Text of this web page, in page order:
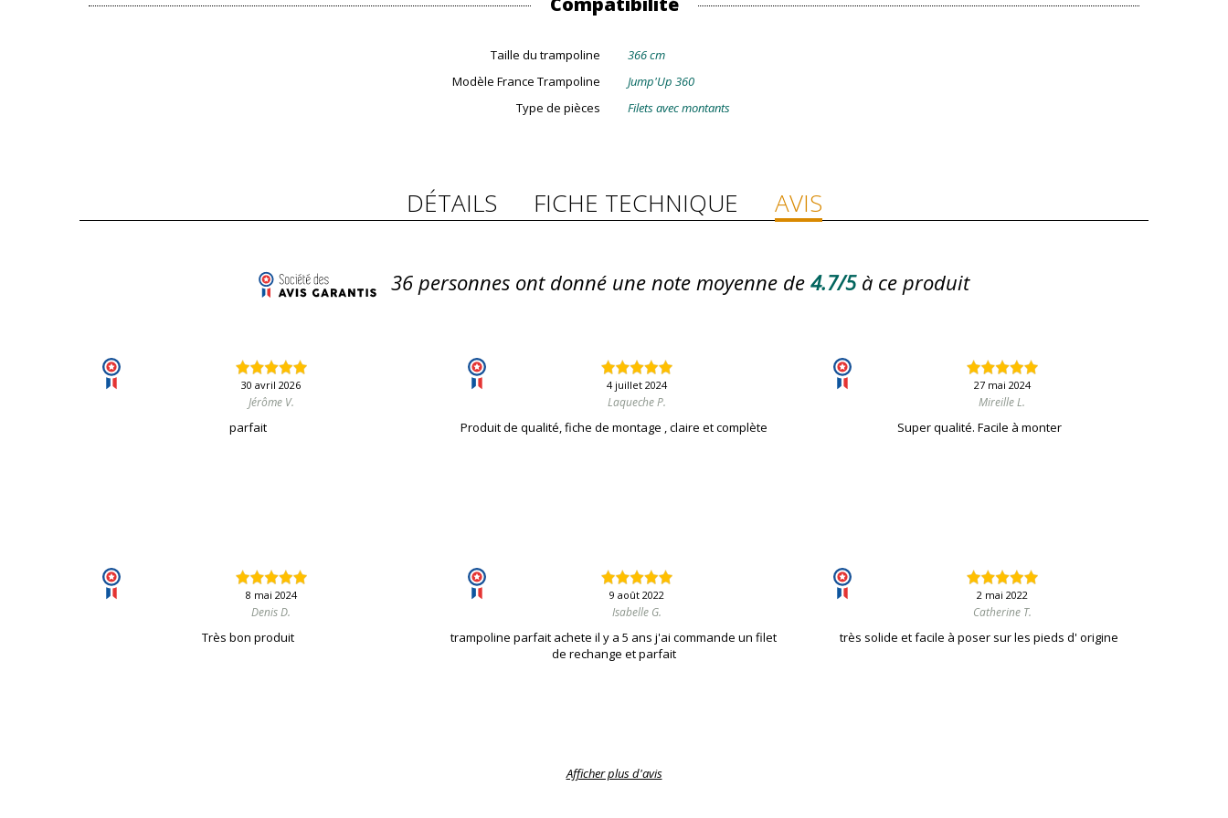
Taille du trampoline
366 cm
Modèle France Trampoline
Jump'Up 360
Type de pièces
Filets avec montants
DÉTAILS FICHE TECHNIQUE AVIS
36 personnes ont donné une note moyenne de 4.7/5 à ce produit
30 avril 2026
Jérôme V.
parfait
4 juillet 2024
Laqueche P.
Produit de qualité, fiche de montage , claire et complète
27 mai 2024
Mireille L.
Super qualité. Facile à monter
8 mai 2024
Denis D.
Très bon produit
9 août 2022
Isabelle G.
trampoline parfait achete il y a 5 ans j'ai commande un filet
de rechange et parfait
2 mai 2022
Catherine T.
très solide et facile à poser sur les pieds d' origine
Afficher plus d'avis